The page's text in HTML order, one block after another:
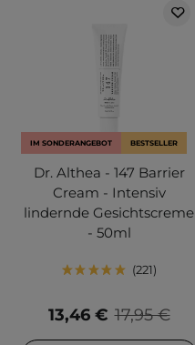
IM SONDERANGEBOT BESTSELLER
Dr. Althea - 147 Barrier
Cream - Intensiv
lindernde Gesichtscreme
- 50ml
221
17,95 €
13,46 €